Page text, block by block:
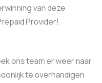
van deze
Provider!
ons team er weer naar
te overhandigen